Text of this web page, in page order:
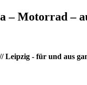
Motorrad –
- für und aus